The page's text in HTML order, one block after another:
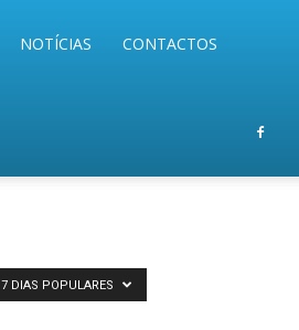
NOTÍCIAS CONTACTOS
7 DIAS POPULARES